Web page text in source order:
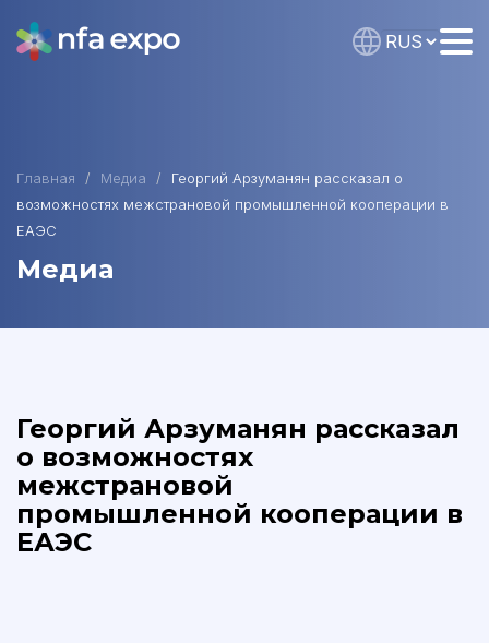
Главная Медиа
Георгий Арзуманян рассказал о
возможностях межстрановой промышленной кооперации в
ЕАЭС
Медиа
Георгий Арзуманян рассказал
о возможностях
межстрановой
промышленной кооперации в
ЕАЭС